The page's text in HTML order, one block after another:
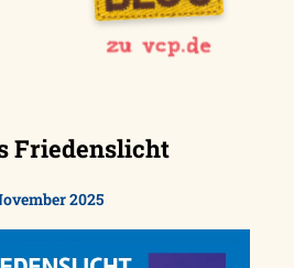
Friedenslicht
2025